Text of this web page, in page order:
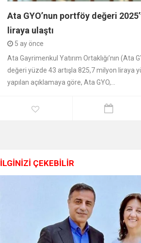
Ata GYO’nun portföy değeri
liraya ulaştı
5 ay önce
Ata Gayrimenkul Yatırım Ortaklığı’nın (Ata
değeri yüzde 43 artışla 825,7 milyon liraya
yapılan açıklamaya göre, Ata GYO,...